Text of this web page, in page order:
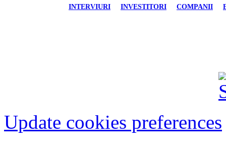
INTERVIURI INVESTITORI COMPANII
Update cookies preferences